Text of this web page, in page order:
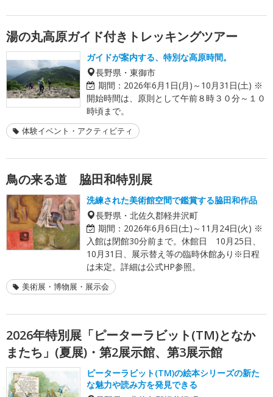
湯の丸高原ガイド付きトレッキングツアー
ガイドが案内する、特別な高原時間。
長野県・東御市
期間： 2026年6月1日(月)～10月31日(土) ※
開始時間は、原則として午前８時３０分～１０
時頃まで。
体験イベント・アクティビティ
鳥の来る道 脇田和特別展
洗練された美術館空間で鑑賞する脇田和作品
長野県・北佐久郡軽井沢町
期間： 2026年6月6日(土)～11月24日(火) ※
入館は閉館30分前まで。休館日 10月25日、
10月31日、展示替え等の臨時休館あり※日程
は未定。詳細は公式HP参照。
美術展・博物展・展示会
2026年特別展「ピーターラビット(TM)となか
またち」(夏展)・第2展示館、第3展示館
ピーターラビット(TM)の絵本シリーズの新た
な魅力や読み方を発見できる